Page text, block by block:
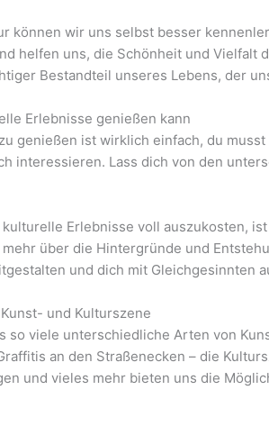
können wir uns selbst besser
helfen uns, die Schönheit und Vielfalt
Bestandteil unseres Lebens, der
Erlebnisse genießen kann
genießen ist wirklich einfach, du
interessieren. Lass dich von den
Erlebnisse voll auszukosten,
über die Hintergründe und
und dich mit Gleichgesinnten
und Kulturszene
so viele unterschiedliche Arten von
an den Straßenecken – die
und vieles mehr bieten uns die